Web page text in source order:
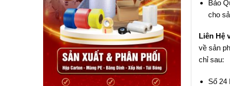
Bảo
cho
Liên Hệ
về sản
chỉ sau:
Số 24